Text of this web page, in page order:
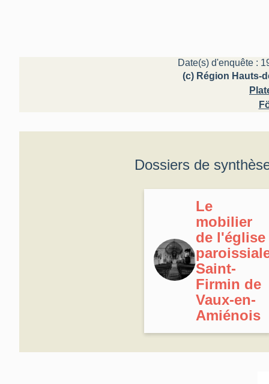
Date(s) d'enquête :
(c) Région Hauts-
Dossiers de
Le
mobilier
de l'église
Saint-
Firmin de
Vaux-en-
Amiénois